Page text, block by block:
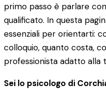
primo passo è parlare
qualificato. In questa
essenziali per orientarti:
colloquio, quanto costa,
professionista adatto alla
Sei lo psicologo di